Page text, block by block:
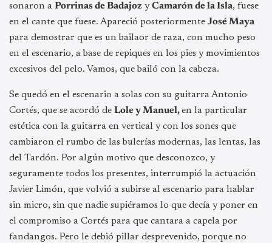
sonaron a Porrinas de Badajoz yCamarón de la Isla, fuese
en el cante que fuese. Apareció posteriormente José Maya
para demostrar que es un bailaor de raza, con mucho peso
en el escenario, a base de repiques en los pies y movimientos
excesivos del pelo. Vamos, que bailó con la cabeza.
Se quedó en el escenario a solas con su guitarra Antonio
Cortés, que se acordó de Lole y Manuel,en la particular
estética con la guitarra en vertical y con los sones que
cambiaron el rumbo de las bulerías modernas, las lentas, las
del Tardón. Por algún motivo que desconozco, y
seguramente todos los presentes, interrumpió la actuación
Javier Limón, que volvió a subirse al escenario para hablar
sin micro, sin que nadie supiéramos lo que decía y poner en
el compromiso a Cortés para que cantara a capela por
fandangos. Pero le debió pillar desprevenido, porque no